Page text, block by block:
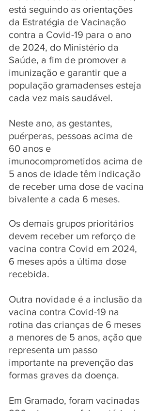
está seguindo as orientações
da Estratégia de Vacinação
contra a Covid-19 para o ano
de 2024, do Ministério da
Saúde, a fim de promover a
imunização e garantir que a
população gramadenses esteja
cada vez mais saudável.
Neste ano, as gestantes,
puérperas, pessoas acima de
60 anos e
imunocomprometidos acima de
5 anos de idade têm indicação
de receber uma dose de vacina
bivalente a cada 6 meses.
Os demais grupos prioritários
devem receber um reforço de
vacina contra Covid em 2024,
6 meses após a última dose
recebida.
Outra novidade é a inclusão da
vacina contra Covid-19 na
rotina das crianças de 6 meses
a menores de 5 anos, ação que
representa um passo
importante na prevenção das
formas graves da doença.
Em Gramado, foram vacinadas